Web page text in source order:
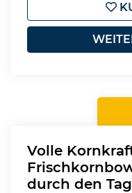
Volle
durch den